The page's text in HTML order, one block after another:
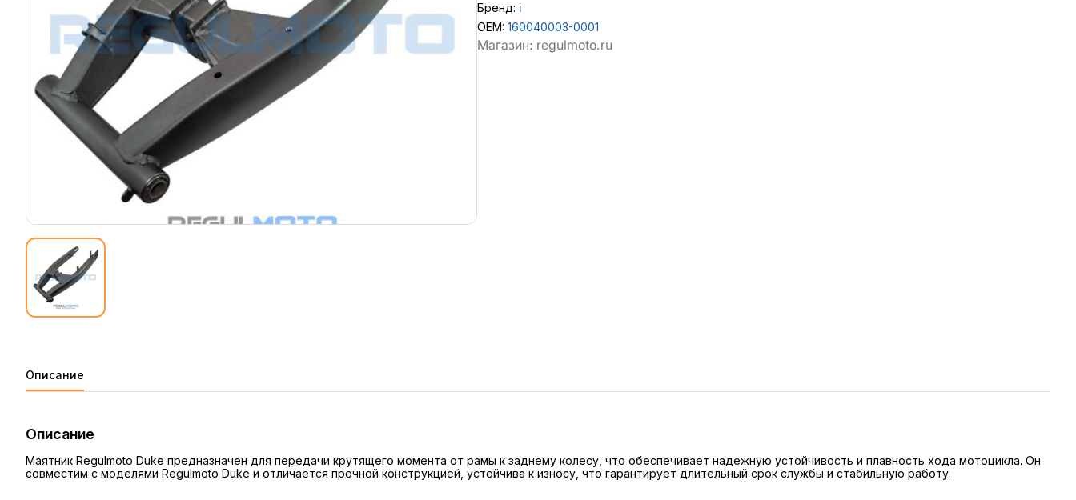
Бренд: ℹ️
OEM: 160040003-0001
Описание
Описание
Маятник Regulmoto Duke предназначен для передачи крутящего момента от рамы к заднему колесу, что обеспечивает надежную устойчивость и плавность хода мотоцикла. Он
совместим с моделями Regulmoto Duke и отличается прочной конструкцией, устойчива к износу, что гарантирует длительный срок службы и стабильную работу.